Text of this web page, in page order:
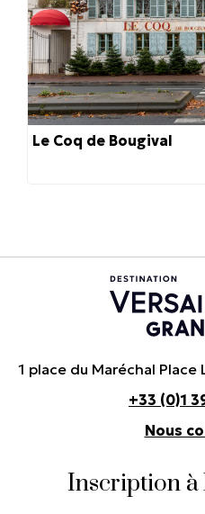
Le Coq de Bougival
1 place du Maréchal
+33 (0)1
Nous
Inscription à